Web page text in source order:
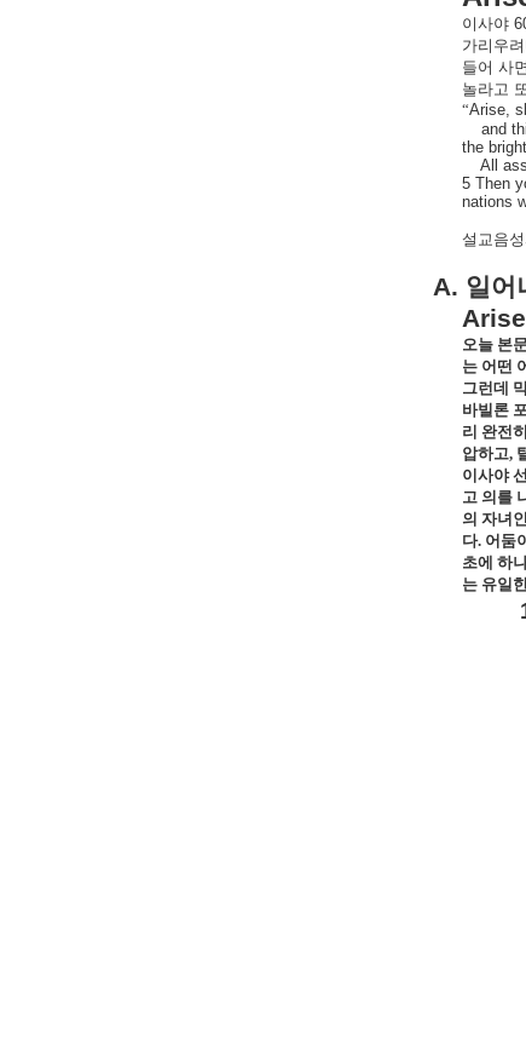
이사야
가리우
들어 사
놀라고
“Arise,
and
the
All
5 Then
nations
설교음
A. 일어
오늘 본
는 어떤
그런데
바빌론
리 완전
압하고,
이사야
고 의를
의 자녀
다. 어둠
초에 하
는 유일